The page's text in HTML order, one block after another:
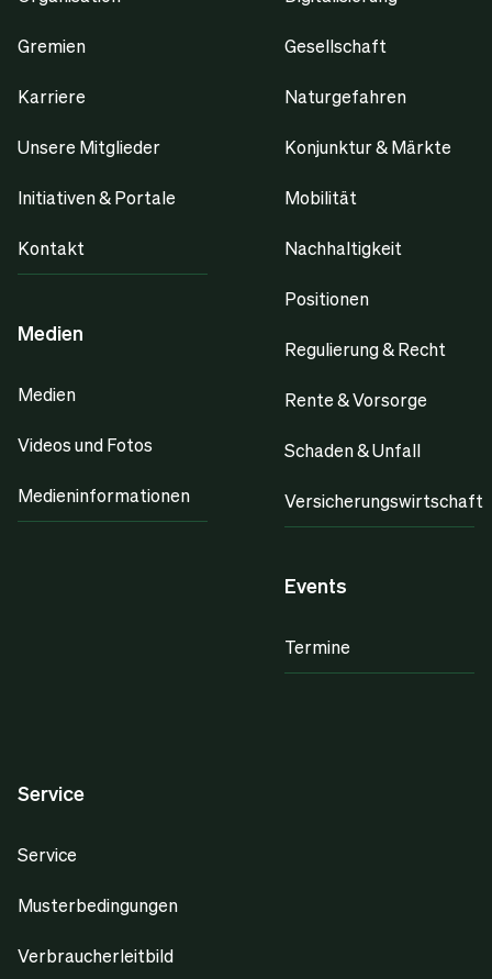
Gremien
Karriere
Unsere Mitglieder
Initiativen & Portale
Kontakt
Medien
Medien
Videos und Fotos
Medieninformationen
Gesellschaft
Naturgefahren
Konjunktur & Märkte
Mobilität
Nachhaltigkeit
Positionen
Regulierung & Recht
Rente & Vorsorge
Schaden & Unfall
Versicherungswirtschaft
Events
Termine
Service
Service
Musterbedingungen
Verbraucherleitbild